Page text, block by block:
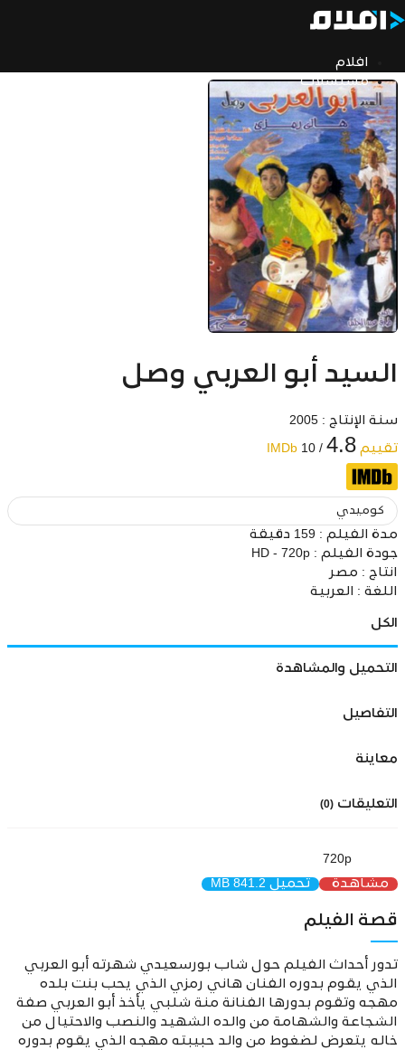
افلام
مسلسلات
السيد أبو العربي وصل
سنة الإنتاج : 2005
تقييم IMDb 10 / 4.8
كوميدي
مدة الفيلم : 159 دقيقة
جودة الفيلم : HD - 720p
انتاج : مصر
اللغة :
العربية
الكل
التحميل والمشاهدة
التفاصيل
معاينة
التعليقات (0)
720p
مشاهدة
تحميل 841.2 MB
قصة الفيلم
تدور أحداث الفيلم حول شاب بورسعيدي شهرته أبو العربي
الذي يقوم بدوره الفنان هاني رمزي الذي يحب بنت بلده
مهجه وتقوم بدورها الفنانة منة شلبي يأخذ أبو العربي صفة
الشجاعة والشهامة من والده الشهيد والنصب والاحتيال من
خاله يتعرض لضغوط من والد حبيبته مهجه الذي يقوم بدوره